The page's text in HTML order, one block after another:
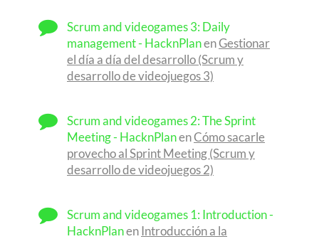
Scrum and videogames 3: Daily
management - HacknPlanenGestionar
el día a día del desarrollo (Scrum y
desarrollo de videojuegos 3)
Scrum and videogames 2: The Sprint
Meeting - HacknPlanenCómo sacarle
provecho al Sprint Meeting (Scrum y
desarrollo de videojuegos 2)
Scrum and videogames 1: Introduction -
HacknPlanenIntroducción a la